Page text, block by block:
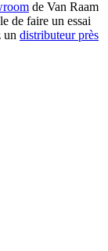
de Van Raam
de faire un essai
un distributeur près